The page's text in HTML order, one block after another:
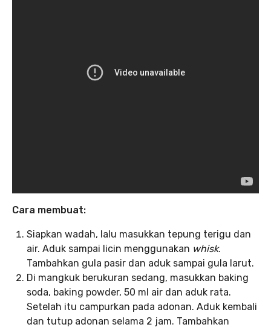
Cara membuat:
Siapkan wadah, lalu masukkan tepung terigu dan
air. Aduk sampai licin menggunakan whisk.
Tambahkan gula pasir dan aduk sampai gula larut.
Di mangkuk berukuran sedang, masukkan baking
soda, baking powder, 50 ml air dan aduk rata.
Setelah itu campurkan pada adonan. Aduk kembali
dan tutup adonan selama 2 jam. Tambahkan